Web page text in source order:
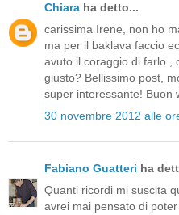
Chiara ha detto...
carissima Irene, non ho
ma per il baklava faccio
avuto il coraggio di farlo ,
giusto? Bellissimo post,
super interessante! Buon
30 novembre 2012 alle
Fabiano Guatteri ha
Quanti ricordi mi suscita
avrei mai pensato di